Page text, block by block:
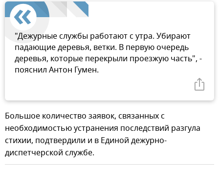
"Дежурные службы работают с утра. Убирают
падающие деревья, ветки. В первую очередь
деревья, которые перекрыли проезжую часть", -
пояснил Антон Гумен.
Большое количество заявок, связанных с
необходимостью устранения последствий разгула
стихии, подтвердили и в Единой дежурно-
диспетчерской службе.